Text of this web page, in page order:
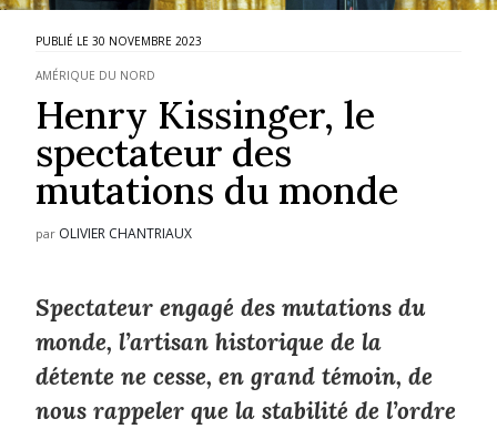
30 NOVEMBRE 2023
AMÉRIQUE DU NORD
Henry Kissinger, le
spectateur des
mutations du monde
par OLIVIER CHANTRIAUX
Spectateur engagé des mutations du
monde, l’artisan historique de la
détente ne cesse, en grand témoin, de
nous rappeler que la stabilité de l’ordre